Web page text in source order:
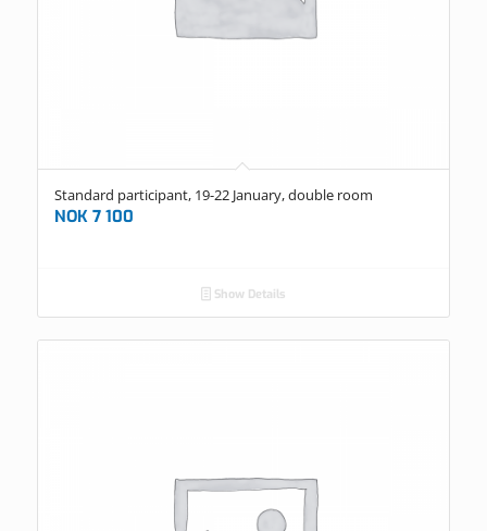
Standard participant, 19-22 January, double room
NOK7 100
Show Details